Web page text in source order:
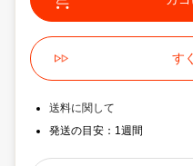
送料に関して
発送の目安：1週間